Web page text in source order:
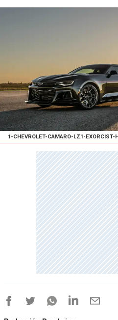
1-CHEVROLET-CAMARO-LZ1-EXORCIST-